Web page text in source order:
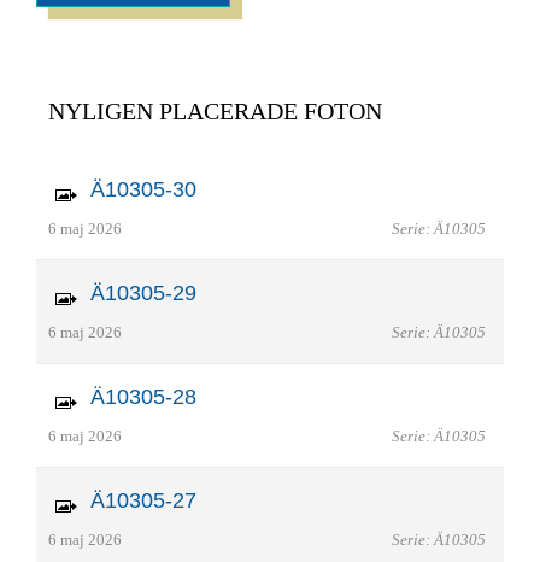
NYLIGEN PLACERADE FOTON
Ä10305-30
6 maj 2026 Serie: Ä10305
Ä10305-29
6 maj 2026 Serie: Ä10305
Ä10305-28
6 maj 2026 Serie: Ä10305
Ä10305-27
6 maj 2026 Serie: Ä10305